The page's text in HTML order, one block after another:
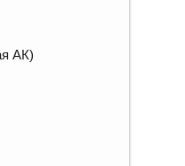
АК)